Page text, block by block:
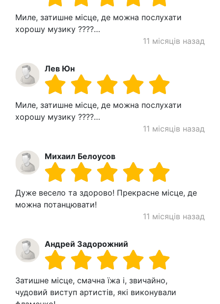
Миле, затишне місце, де можна послухати
хорошу музику ????…
11 місяців назад
Лев Юн
Миле, затишне місце, де можна послухати
хорошу музику ????…
11 місяців назад
Михаил Белоусов
Дуже весело та здорово! Прекрасне місце, де
можна потанцювати!
11 місяців назад
Андрей Задорожний
Затишне місце, смачна їжа і, звичайно,
чудовий виступ артистів, які виконували